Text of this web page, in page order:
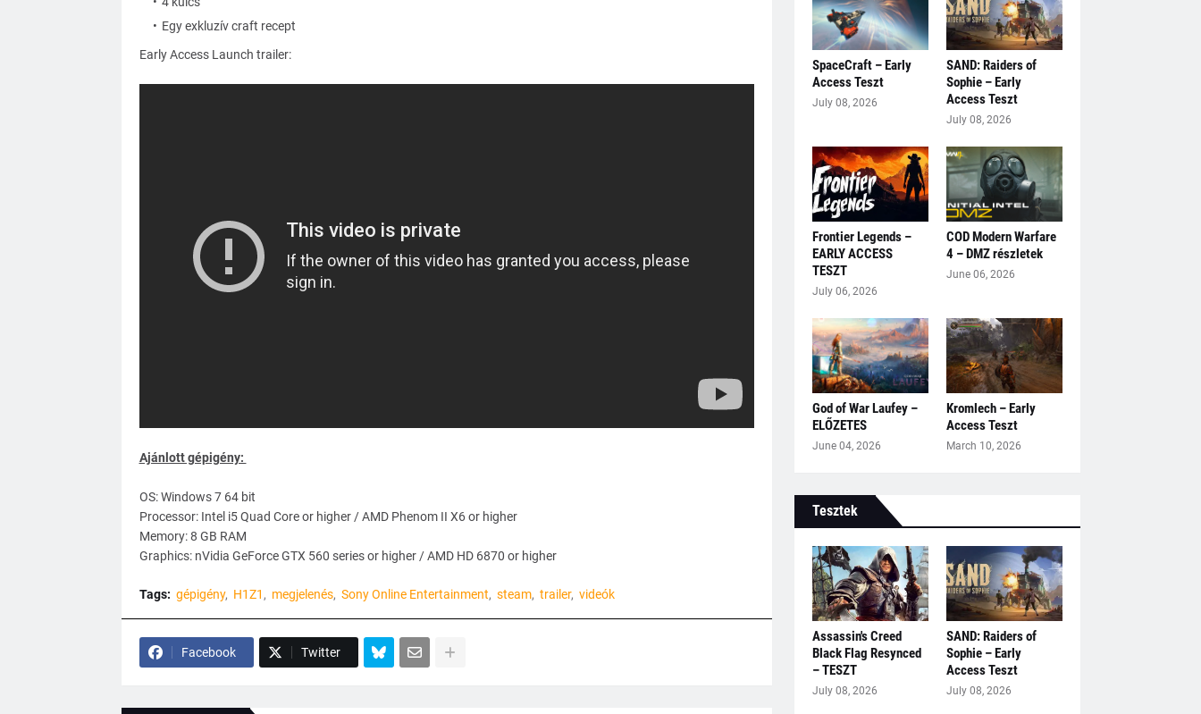
Egy exkluzív craft recept
Early Access Launch trailer:
Ajánlott gépigény:
OS: Windows 7 64 bit
Processor: Intel i5 Quad Core or higher / AMD Phenom II X6 or higher
Memory: 8 GB RAM
Graphics: nVidia GeForce GTX 560 series or higher / AMD HD 6870 or higher
Tags: gépigény H1Z1 megjelenés Sony Online Entertainment steam trailer videók
Facebook Twitter
SpaceCraft – Early
Access Teszt
July 08, 2026
SAND: Raiders of
Sophie – Early
Access Teszt
July 08, 2026
Frontier Legends –
EARLY ACCESS
TESZT
July 06, 2026
COD Modern Warfare
4 – DMZ részletek
June 06, 2026
God of War Laufey –
ELŐZETES
June 04, 2026
Kromlech – Early
Access Teszt
March 10, 2026
Tesztek
Assassin's Creed
Black Flag Resynced
– TESZT
July 08, 2026
SAND: Raiders of
Sophie – Early
Access Teszt
July 08, 2026